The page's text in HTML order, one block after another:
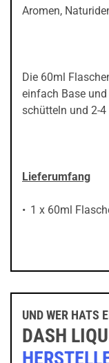
Aromen,
Die 60ml
einfach Base
schütteln und 2-
Lieferumfang
1 x 60ml
UND WER HATS
DASH